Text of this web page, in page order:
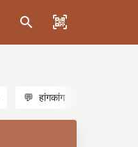
💬 हांगकांग